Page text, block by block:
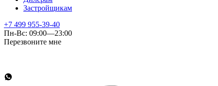
Застройщикам
+7 499 955-39-40
Пн-Вс: 09:00—23:00
Перезвоните мне